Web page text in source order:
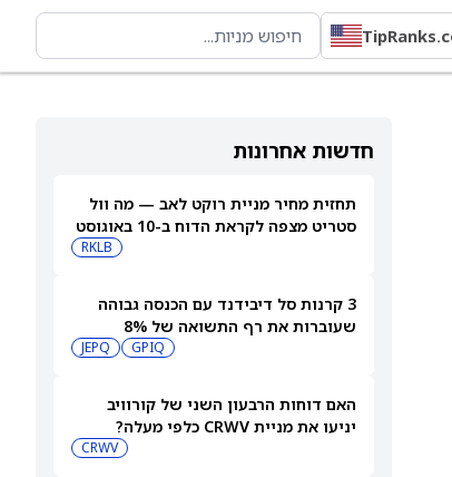
חדשות אחרונות
תחזית מחיר מניית רוקט לאב — מה וול
סטריט מצפה לקראת הדוח ב-10 באוגוסט
RKLB
3 קרנות סל דיבידנד עם הכנסה גבוהה
שעוברות את רף התשואה של 8%
GPIQ
JEPQ
האם דוחות הרבעון השני של קורוויב
יניעו את מניית CRWV כלפי מעלה?
CRWV